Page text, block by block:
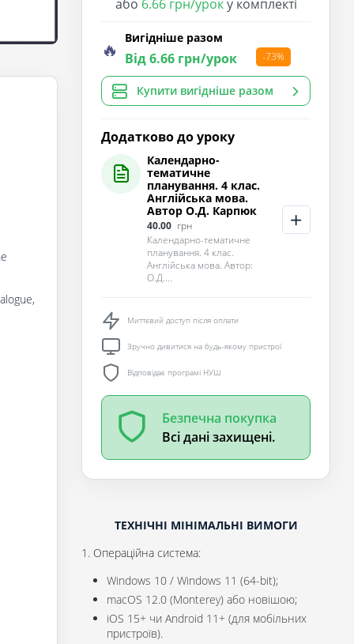
або 6.66 грн/уроку комплекті
🔥 Вигідніше разом
Від 6.66 грн/урок -73%
Купити вигідніше разом
Додатково до уроку
Календарно-
тематичне
планування. 4 клас.
Англійська мова.
Автор О.Д. Карпюк
40.00 грн
Календарно-тематичне
планування. 4 клас.
Англійська мова. Автор:
О.Д....
Миттєвий доступ після оплати
Зручно дивитися на будь-якому пристрої
Відповідає програмі НУШ
Безпечна покупка
Всі дані захищені.
ТЕХНІЧНІ МІНІМАЛЬНІ ВИМОГИ
1. Операційна система:
Windows 10 / Windows 11 (64-bit);
macOS 12.0 (Monterey) або новішою;
iOS 15+ чи Android 11+ (для мобільних
пристроїв).